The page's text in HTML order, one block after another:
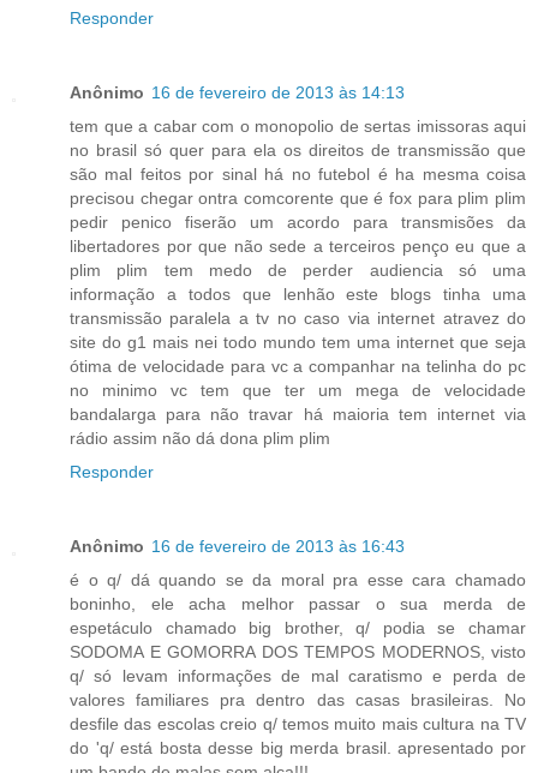
Responder
Anônimo 16 de fevereiro de 2013 às 14:13
tem que a cabar com o monopolio de sertas imissoras aqui
no brasil só quer para ela os direitos de transmissão que
são mal feitos por sinal há no futebol é ha mesma coisa
precisou chegar ontra comcorente que é fox para plim plim
pedir penico fiserão um acordo para transmisões da
libertadores por que não sede a terceiros penço eu que a
plim plim tem medo de perder audiencia só uma
informação a todos que lenhão este blogs tinha uma
transmissão paralela a tv no caso via internet atravez do
site do g1 mais nei todo mundo tem uma internet que seja
ótima de velocidade para vc a companhar na telinha do pc
no minimo vc tem que ter um mega de velocidade
bandalarga para não travar há maioria tem internet via
rádio assim não dá dona plim plim
Responder
Anônimo 16 de fevereiro de 2013 às 16:43
é o q/ dá quando se da moral pra esse cara chamado
boninho, ele acha melhor passar o sua merda de
espetáculo chamado big brother, q/ podia se chamar
SODOMA E GOMORRA DOS TEMPOS MODERNOS, visto
q/ só levam informações de mal caratismo e perda de
valores familiares pra dentro das casas brasileiras. No
desfile das escolas creio q/ temos muito mais cultura na TV
do 'q/ está bosta desse big merda brasil. apresentado por